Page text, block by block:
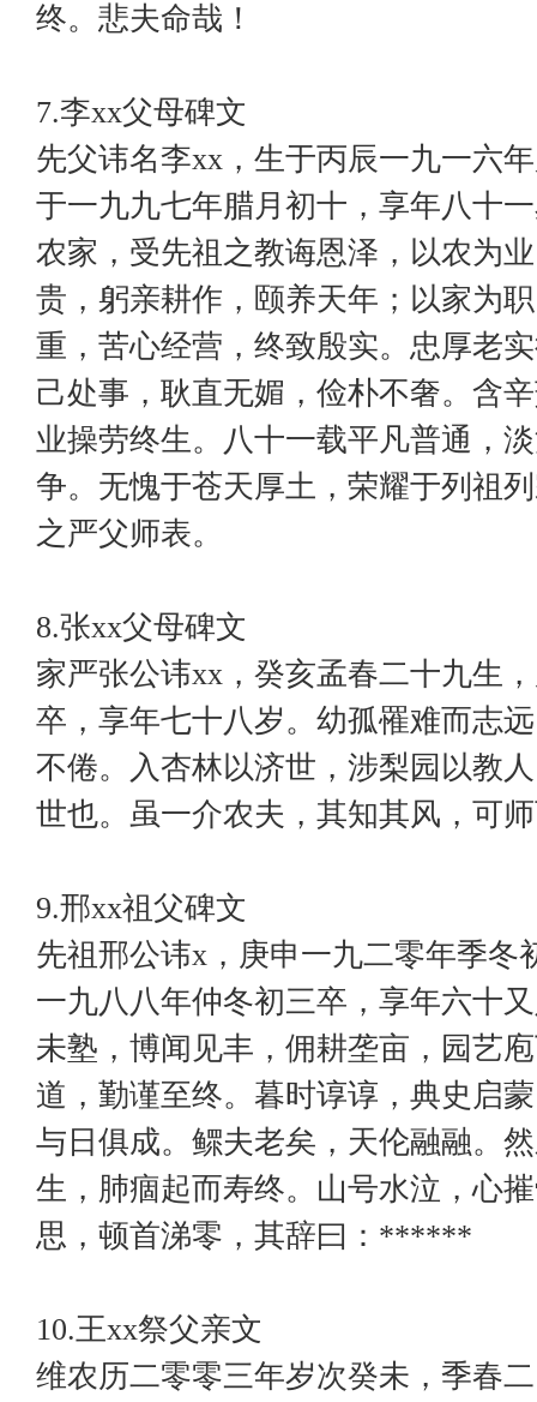
终。悲夫命哉！
7.李xx父母碑文
先父讳名李xx，生于丙辰一九一六
于一九九七年腊月初十，享年八十
农家，受先祖之教诲恩泽，以农为
贵，躬亲耕作，颐养天年；以家为
重，苦心经营，终致殷实。忠厚老
己处事，耿直无媚，俭朴不奢。含
业操劳终生。八十一载平凡普通，
争。无愧于苍天厚土，荣耀于列祖
之严父师表。
8.张xx父母碑文
家严张公讳xx，癸亥孟春二十九生
卒，享年七十八岁。幼孤罹难而志
不倦。入杏林以济世，涉梨园以教
世也。虽一介农夫，其知其风，可
9.邢xx祖父碑文
先祖邢公讳x，庚申一九二零年季冬
一九八八年仲冬初三卒，享年六十
未塾，博闻见丰，佣耕垄亩，园艺
道，勤谨至终。暮时谆谆，典史启
与日俱成。鳏夫老矣，天伦融融。
生，肺痼起而寿终。山号水泣，心
思，顿首涕零，其辞曰：******
10.王xx祭父亲文
维农历二零零三年岁次癸未，季春